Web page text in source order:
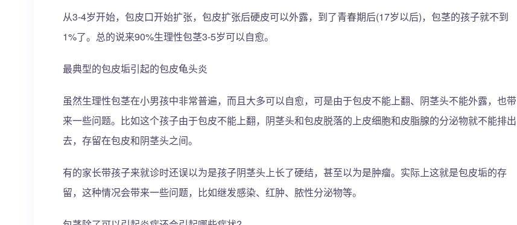
从3-4岁开始，包皮口开始扩张，包皮扩张后硬皮可以外露，到了青春期后(17岁以后)，包茎的孩子就不到
1%了。总的说来90%生理性包茎3-5岁可以自愈。
最典型的包皮垢引起的包皮龟头炎
虽然生理性包茎在小男孩中非常普遍，而且大多可以自愈，可是由于包皮不能上翻、阴茎头不能外露，也带
来一些问题。比如这个孩子由于包皮不能上翻，阴茎头和包皮脱落的上皮细胞和皮脂腺的分泌物就不能排出
去，存留在包皮和阴茎头之间。
有的家长带孩子来就诊时还误以为是孩子阴茎头上长了硬结，甚至以为是肿瘤。实际上这就是包皮垢的存
留，这种情况会带来一些问题，比如继发感染、红肿、脓性分泌物等。